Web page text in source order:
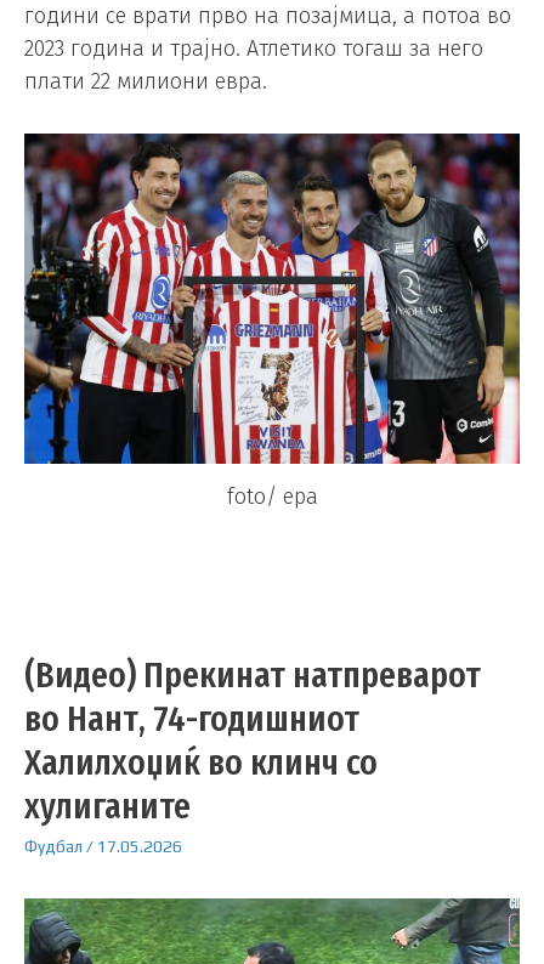
години се врати прво на позајмица, а потоа во
2023 година и трајно. Атлетико тогаш за него
плати 22 милиони евра.
foto/ epa
(Видео) Прекинат натпреварот
во Нант, 74-годишниот
Халилхоџиќ во клинч со
хулиганите
Фудбал / 17.05.2026